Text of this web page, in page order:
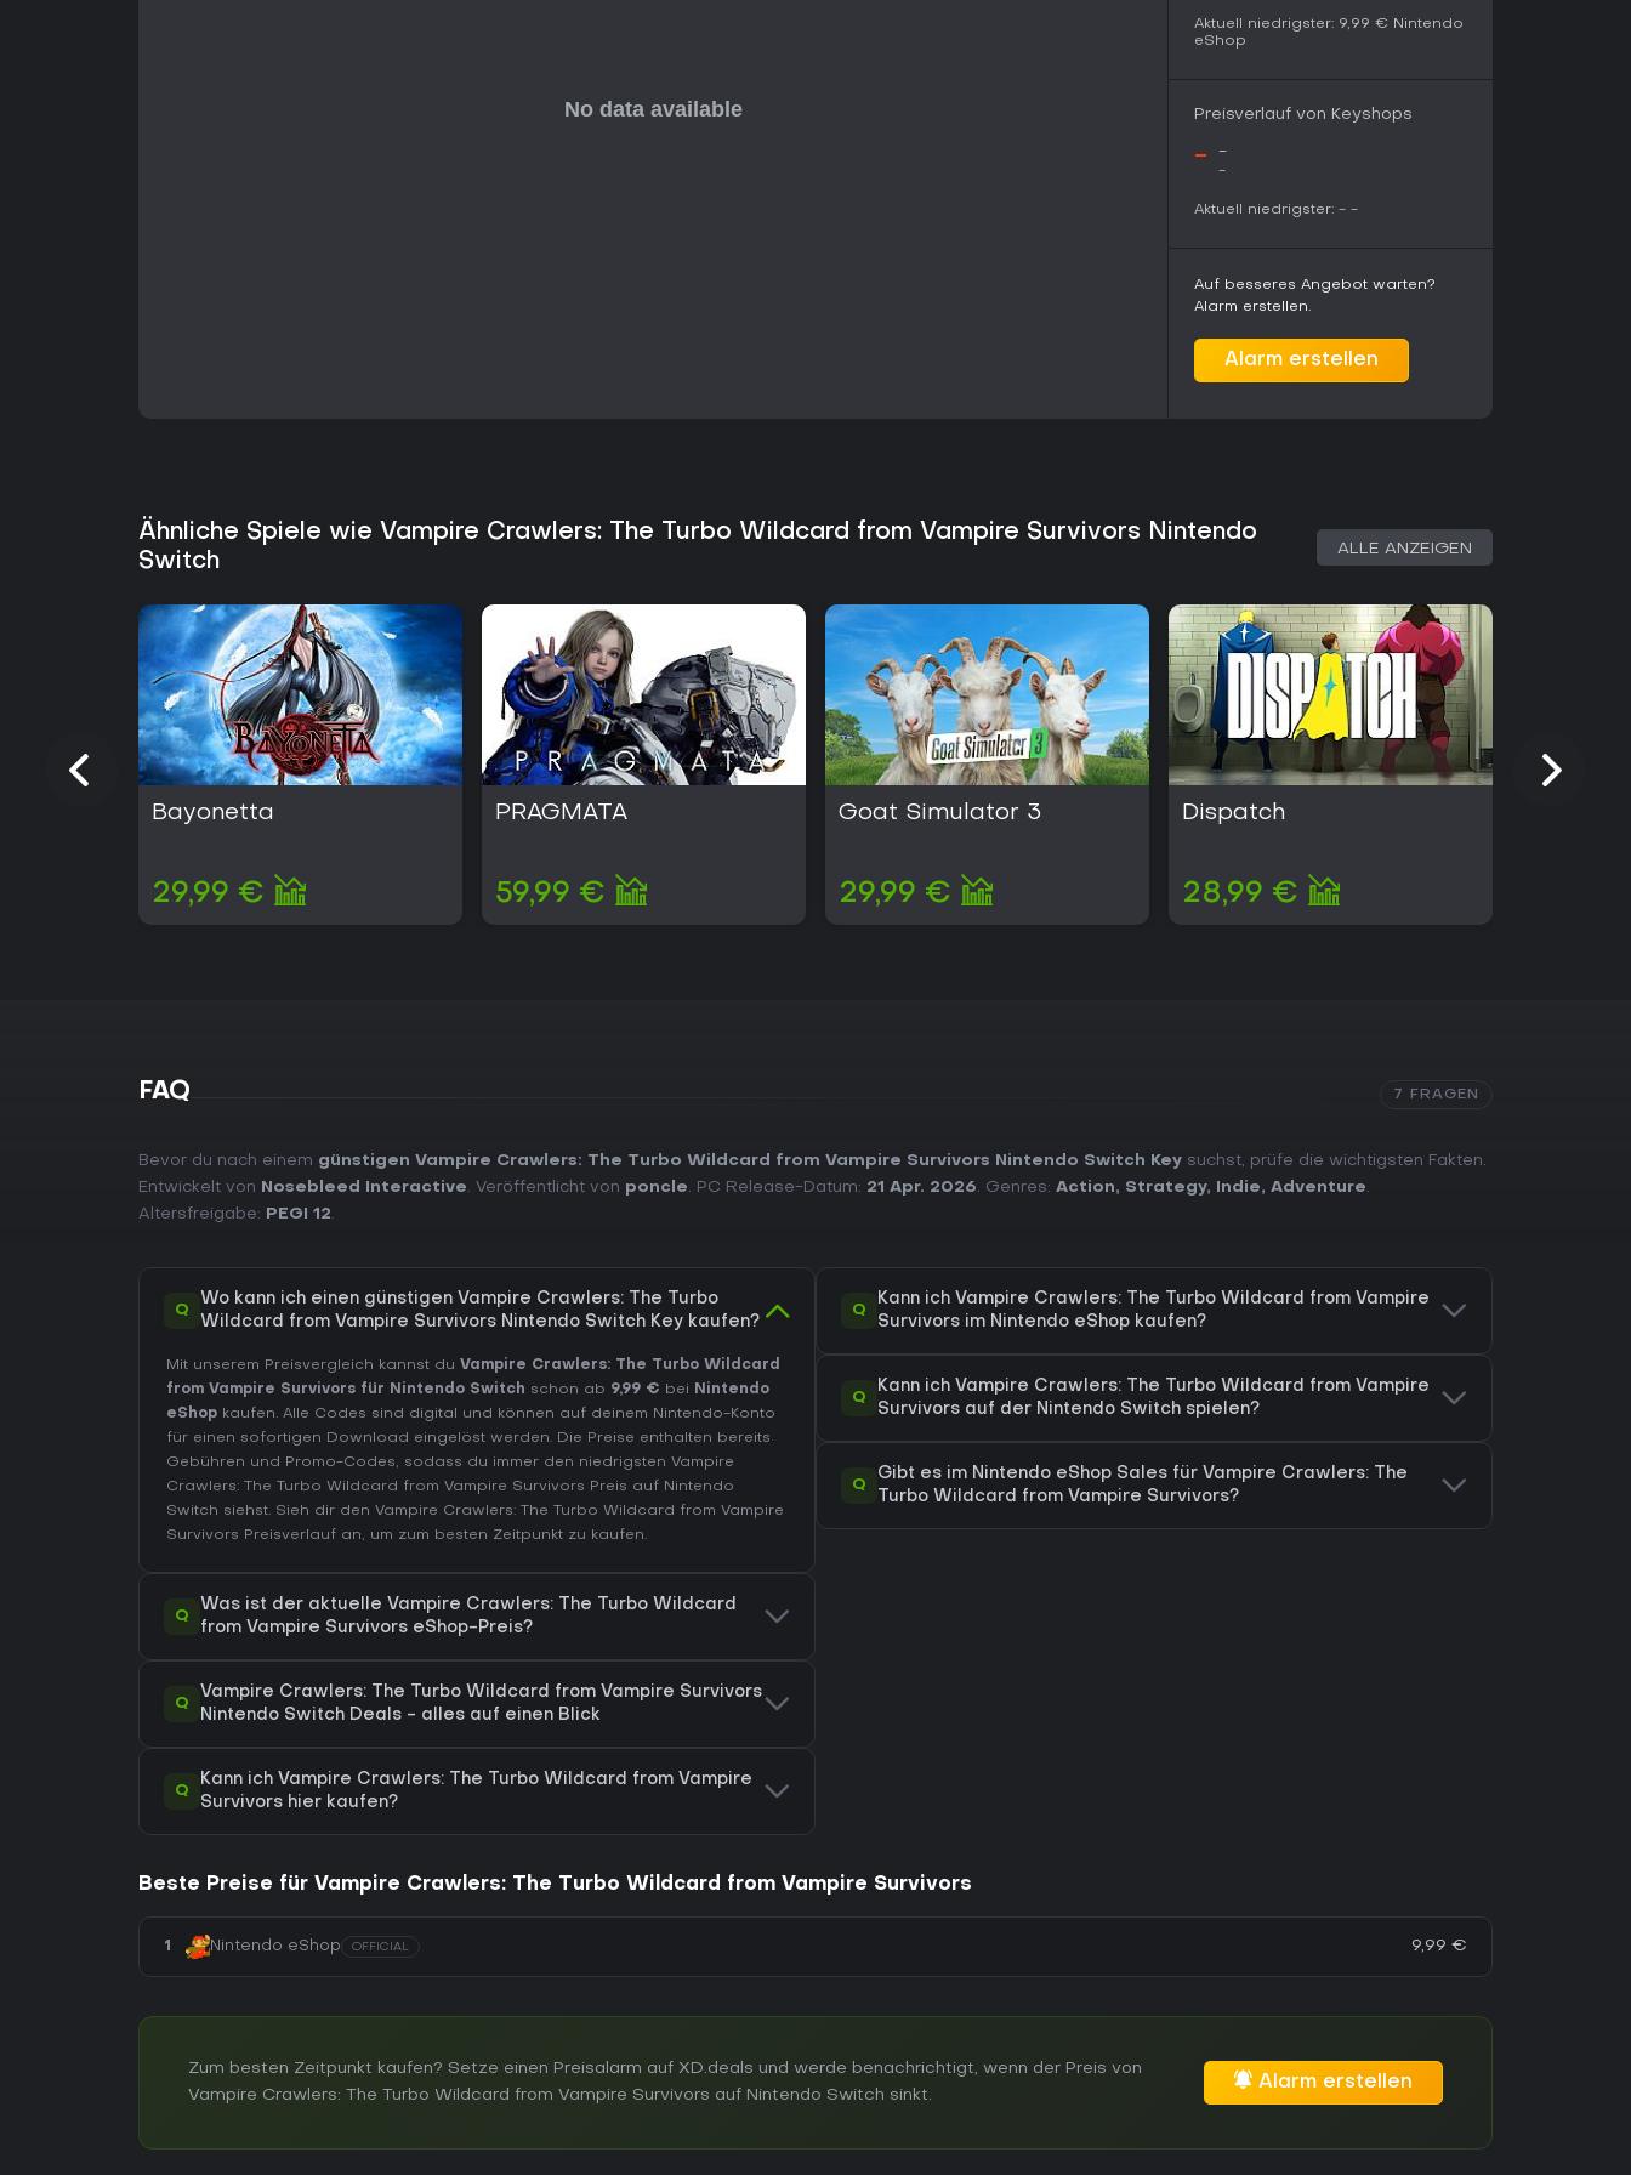
süchtig machenden Loop aus Combo-Bau und Evolutions in handlichen Runs -
ideal für schnelle Switch-Runden. Spieler loben den zuverlässigen Dopamin-Kick,
und Vampire-Survivors-Fans feiern die smarte Adaption.
Kartenplay ohne Timer und Retro-Look mag, ist bedient - vor allem zum fairen
Aktuell niedrigster: 9,99 € Nintendo
eShop
Preisverlauf von Keyshops
- -
-
Aktuell niedrigster: - -
Auf besseres Angebot warten?
Alarm erstellen.
Alarm erstellen
Ähnliche Spiele wie Vampire Crawlers: The Turbo Wildcard from Vampire Survivors Nintendo
Switch
ALLE ANZEIGEN
Bayonetta
29,99 €
PRAGMATA
59,99 €
Goat Simulator 3
29,99 €
Dispatch
28,99 €
FAQ 7 FRAGEN
Bevor du nach einem günstigen Vampire Crawlers: The Turbo Wildcard from Vampire Survivors Nintendo Switch Key suchst, prüfe die wichtigsten Fakten.
Entwickelt von
Nosebleed Interactive. Veröffentlicht von poncle. PC Release-Datum: 21 Apr. 2026. Genres: Action, Strategy, Indie, Adventure.
Altersfreigabe:
PEGI 12.
Q
Wo kann ich einen günstigen Vampire Crawlers: The Turbo
Wildcard from Vampire Survivors Nintendo Switch Key kaufen?
Mit unserem Preisvergleich kannst du Vampire Crawlers: The Turbo Wildcard
from Vampire Survivors für Nintendo Switch schon ab 9,99 € bei Nintendo
eShop kaufen. Alle Codes sind digital und können auf deinem Nintendo-Konto
für einen sofortigen Download eingelöst werden. Die Preise enthalten bereits
Gebühren und Promo-Codes, sodass du immer den niedrigsten Vampire
Crawlers: The Turbo Wildcard from Vampire Survivors Preis auf Nintendo
Switch siehst. Sieh dir den Vampire Crawlers: The Turbo Wildcard from Vampire
Survivors Preisverlauf an, um zum besten Zeitpunkt zu kaufen.
Q
Was ist der aktuelle Vampire Crawlers: The Turbo Wildcard
from Vampire Survivors eShop-Preis?
Q
Vampire Crawlers: The Turbo Wildcard from Vampire Survivors
Nintendo Switch Deals - alles auf einen Blick
Q
Kann ich Vampire Crawlers: The Turbo Wildcard from Vampire
Survivors hier kaufen?
Q
Kann ich Vampire Crawlers: The Turbo Wildcard from Vampire
Survivors im Nintendo eShop kaufen?
Q
Kann ich Vampire Crawlers: The Turbo Wildcard from Vampire
Survivors auf der Nintendo Switch spielen?
Q
Gibt es im Nintendo eShop Sales für Vampire Crawlers: The
Turbo Wildcard from Vampire Survivors?
Beste Preise für Vampire Crawlers: The Turbo Wildcard from Vampire Survivors
1 Nintendo eShop OFFICIAL 9,99 €
Zum besten Zeitpunkt kaufen? Setze einen Preisalarm auf XD.deals und werde benachrichtigt, wenn der Preis von
Vampire Crawlers: The Turbo Wildcard from Vampire Survivors auf Nintendo Switch sinkt.
Alarm erstellen